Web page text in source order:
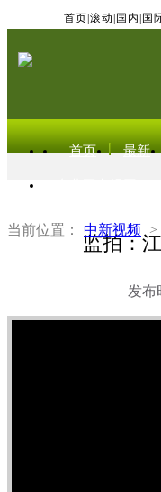
首页 滚动 国内 国
首页 最新
当前位置： 中新视频 >
监拍：
发布